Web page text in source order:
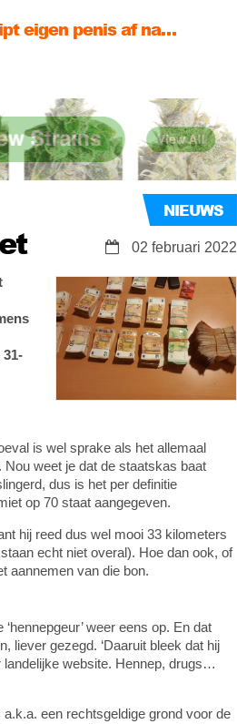
eigen penis af na…
met 1 miljoen dollar
NIEUWS
02 februari 2022
is wel sprake als het allemaal
weet je dat de staatskas baat
dus is het per definitie
op 70 staat aangegeven.
hij reed dus wel mooi 33 kilometers
echt niet overal). Hoe dan ook, of
aannemen van die bon.
weer eens op. En dat
liever gezegd. ‘Daaruit bleek dat hij
landelijke website. Hennep, drugs…
een rechtsgeldige grond voor de